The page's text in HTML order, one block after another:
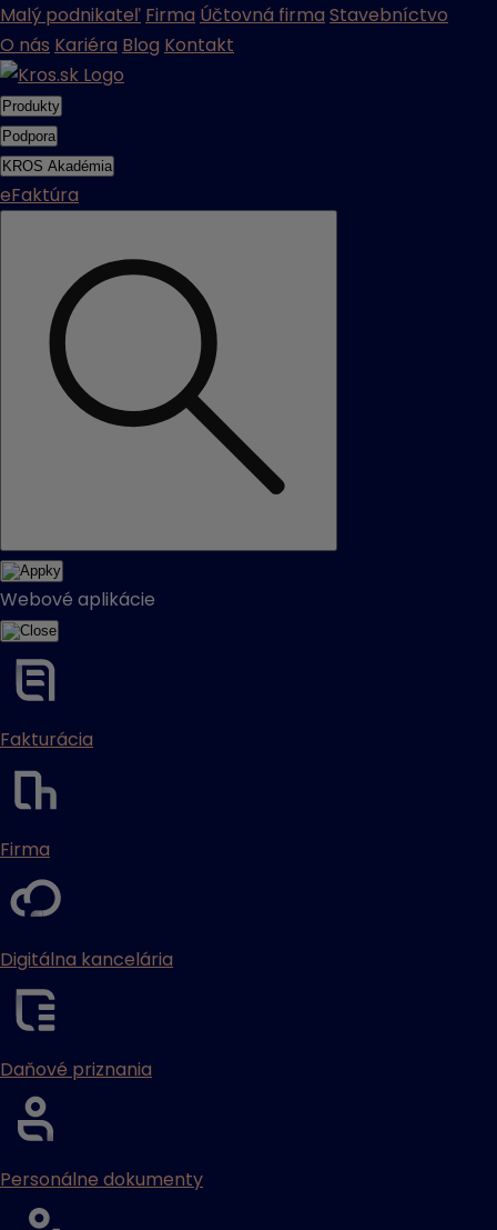
Malý podnikateľ Firma Účtovná firma Stavebníctvo
O nás Kariéra Blog Kontakt
Produkty
Podpora
KROS Akadémia
eFaktúra
Webové aplikácie
Fakturácia
Firma
Digitálna kancelária
Daňové priznania
Personálne dokumenty